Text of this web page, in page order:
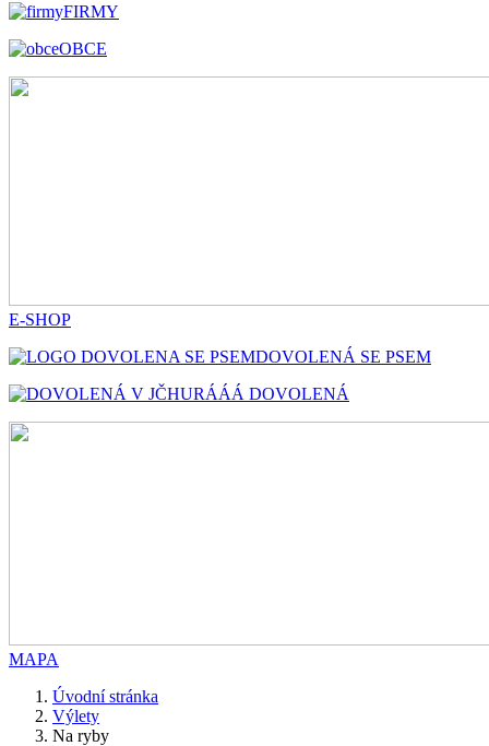
FIRMY
OBCE
E-SHOP
DOVOLENÁ SE PSEM
HURÁÁÁ DOVOLENÁ
MAPA
Úvodní stránka
Výlety
Na ryby